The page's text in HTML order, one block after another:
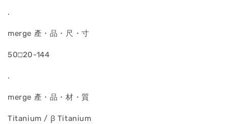
.
merge 產・品・尺・寸
50□20-144
.
merge 產・品・材・質
Titanium / ꞵ Titanium